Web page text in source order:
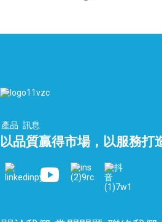
溫...
產品 訊息
以品質贏得市場，以服務打